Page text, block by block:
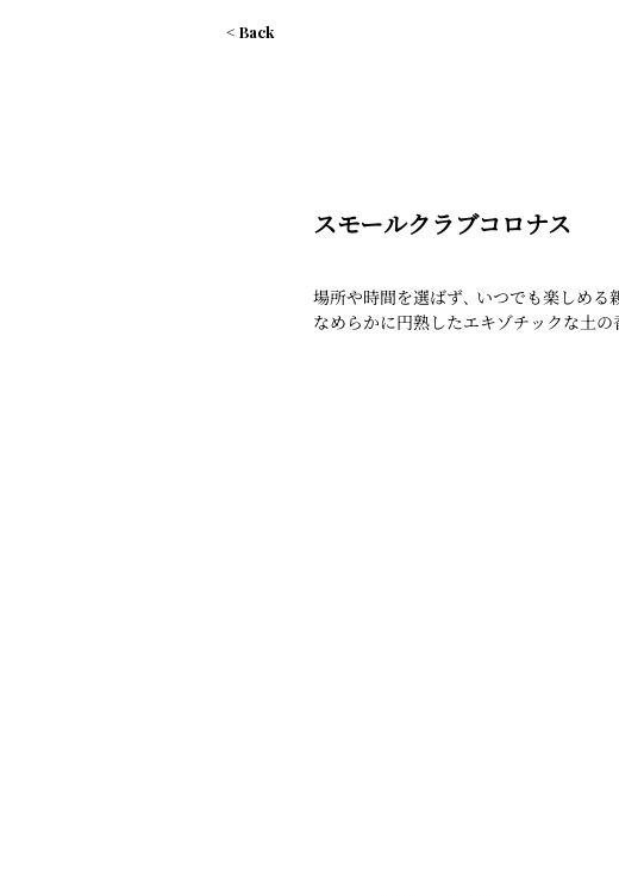
< Back
スモールクラブコロナス
場所や時間を選ばず､ いつでも楽しめる
なめらかに円熟したエキゾチックな土